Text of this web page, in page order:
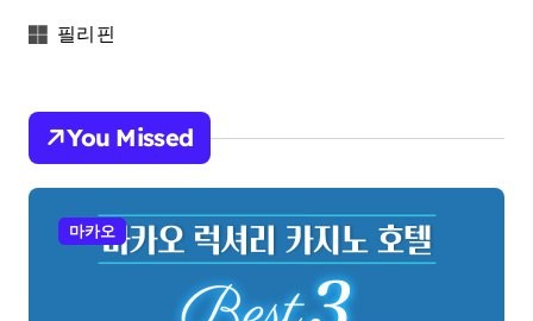
필리핀
You Missed
마카오